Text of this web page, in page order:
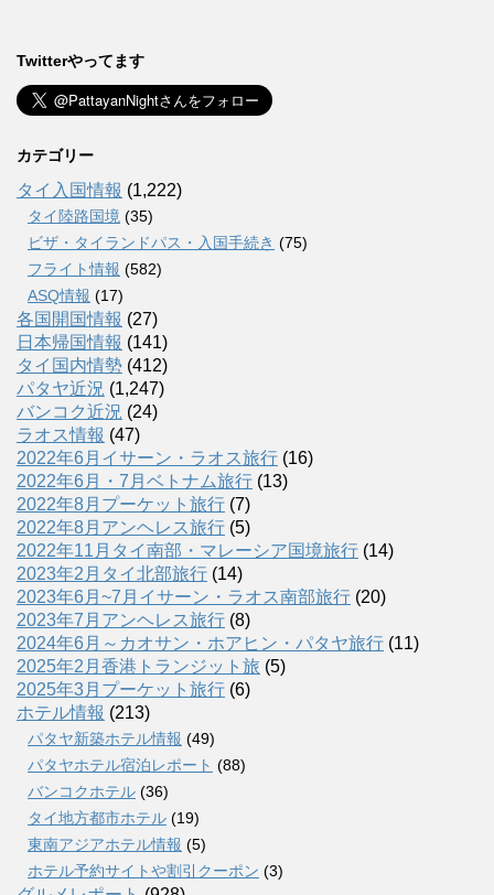
Twitterやってます
カテゴリー
タイ入国情報 (1,222)
タイ陸路国境 (35)
ビザ・タイランドパス・入国手続き (75)
フライト情報 (582)
ASQ情報 (17)
各国開国情報 (27)
日本帰国情報 (141)
タイ国内情勢 (412)
パタヤ近況 (1,247)
バンコク近況 (24)
ラオス情報 (47)
2022年6月イサーン・ラオス旅行 (16)
2022年6月・7月ベトナム旅行 (13)
2022年8月プーケット旅行 (7)
2022年8月アンヘレス旅行 (5)
2022年11月タイ南部・マレーシア国境旅行 (14)
2023年2月タイ北部旅行 (14)
2023年6月~7月イサーン・ラオス南部旅行 (20)
2023年7月アンヘレス旅行 (8)
2024年6月～カオサン・ホアヒン・パタヤ旅行 (11)
2025年2月香港トランジット旅 (5)
2025年3月プーケット旅行 (6)
ホテル情報 (213)
パタヤ新築ホテル情報 (49)
パタヤホテル宿泊レポート (88)
バンコクホテル (36)
タイ地方都市ホテル (19)
東南アジアホテル情報 (5)
ホテル予約サイトや割引クーポン (3)